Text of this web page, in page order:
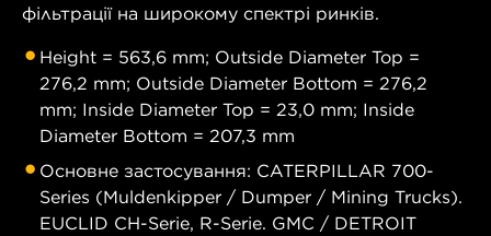
фільтрації на широкому спектрі ринків.
Height = 563,6 mm; Outside Diameter Top =
276,2 mm; Outside Diameter Bottom = 276,2
mm; Inside Diameter Top = 23,0 mm; Inside
Diameter Bottom = 207,3 mm
Основне застосування: CATERPILLAR 700-
Series (Muldenkipper / Dumper / Mining Trucks).
EUCLID CH-Serie, R-Serie. GMC / DETROIT